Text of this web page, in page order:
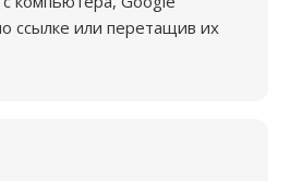
ссылке или перетащив их